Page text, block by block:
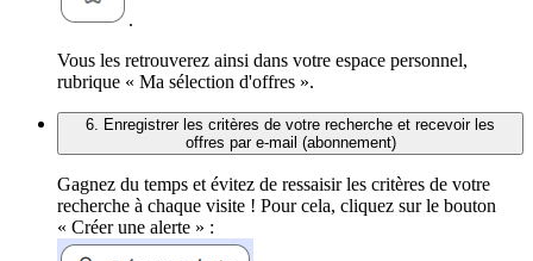
.
Vous les retrouverez ainsi dans votre espace personnel,
rubrique « Ma sélection d'offres ».
6. Enregistrer les critères de votre recherche et recevoir les
offres par e-mail (abonnement)
Gagnez du temps et évitez de ressaisir les critères de votre
recherche à chaque visite ! Pour cela, cliquez sur le bouton
« Créer une alerte » :